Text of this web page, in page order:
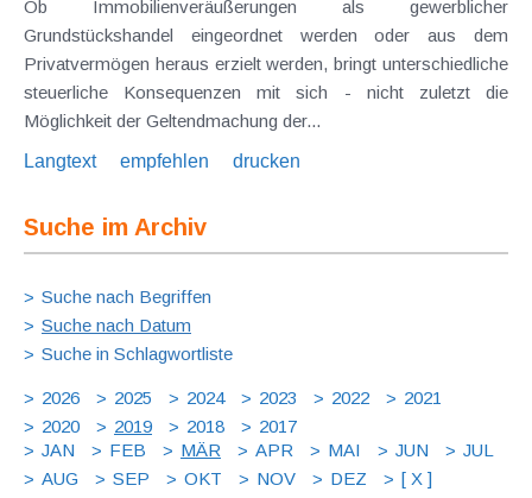
Ob Immobilienveräußerungen als gewerblicher
Grundstückshandel eingeordnet werden oder aus dem
Privatvermögen heraus erzielt werden, bringt unterschiedliche
steuerliche Konsequenzen mit sich - nicht zuletzt die
Möglichkeit der Geltendmachung der...
Langtext
empfehlen drucken
Suche im Archiv
Suche nach Begriffen
Suche nach Datum
Suche in Schlagwortliste
2026 2025 2024 2023 2022
2021
2020
2019 2018
2017
JAN
FEB MÄR APR MAI JUN
JUL
AUG
SEP OKT NOV DEZ [ X ]